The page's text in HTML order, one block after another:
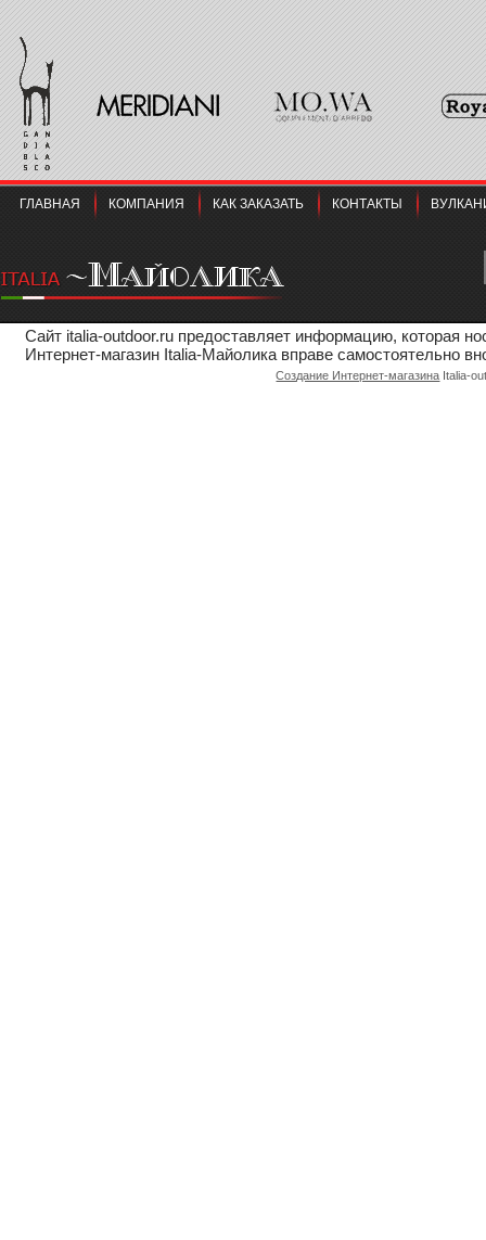
ГЛАВНАЯ КОМПАНИЯ КАК ЗАКАЗАТЬ КОНТАКТЫ
Сайт italia-outdoor.ru предоставляет информацию, которая
Интернет-магазин Italia-Майолика вправе самостоятельно
Создание Интернет-магазина Italia-